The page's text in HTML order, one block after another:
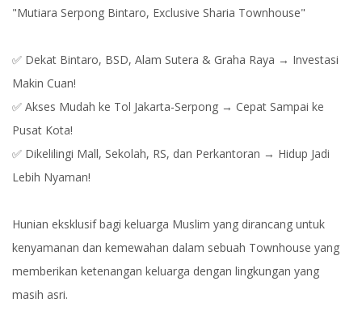
"Mutiara Serpong Bintaro, Exclusive Sharia Townhouse"
✅ Dekat Bintaro, BSD, Alam Sutera & Graha Raya → Investasi
Makin Cuan!
✅ Akses Mudah ke Tol Jakarta-Serpong → Cepat Sampai ke
Pusat Kota!
✅ Dikelilingi Mall, Sekolah, RS, dan Perkantoran → Hidup Jadi
Lebih Nyaman!
Hunian eksklusif bagi keluarga Muslim yang dirancang untuk
kenyamanan dan kemewahan dalam sebuah Townhouse yang
memberikan ketenangan keluarga dengan lingkungan yang
masih asri.